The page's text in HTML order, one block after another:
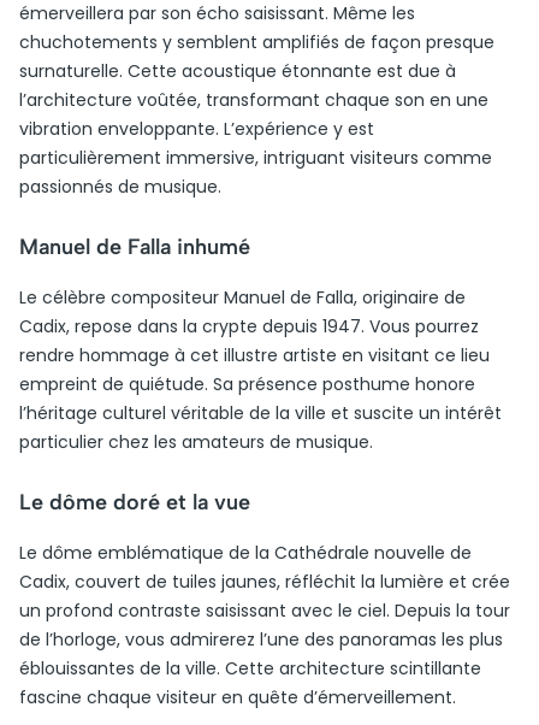
émerveillera par son écho saisissant. Même les
chuchotements y semblent amplifiés de façon presque
surnaturelle. Cette acoustique étonnante est due à
l’architecture voûtée, transformant chaque son en une
vibration enveloppante. L’expérience y est
particulièrement immersive, intriguant visiteurs comme
passionnés de musique.
Manuel de Falla inhumé
Le célèbre compositeur Manuel de Falla, originaire de
Cadix, repose dans la crypte depuis 1947. Vous pourrez
rendre hommage à cet illustre artiste en visitant ce lieu
empreint de quiétude. Sa présence posthume honore
l’héritage culturel véritable de la ville et suscite un intérêt
particulier chez les amateurs de musique.
Le dôme doré et la vue
Le dôme emblématique de la Cathédrale nouvelle de
Cadix, couvert de tuiles jaunes, réfléchit la lumière et crée
un profond contraste saisissant avec le ciel. Depuis la tour
de l’horloge, vous admirerez l’une des panoramas les plus
éblouissantes de la ville. Cette architecture scintillante
fascine chaque visiteur en quête d’émerveillement.